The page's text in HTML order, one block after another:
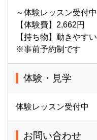
～体験レッスン受付
【体験費】2,662円
【持ち物】動きやす
※事前予約制です
体験・見学
体験レッスン受付中
お問い合わせ